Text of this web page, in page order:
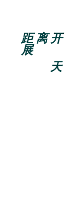
距离开
展
天